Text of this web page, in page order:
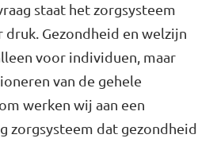
staat het zorgsysteem
druk. Gezondheid en welzijn
voor individuen, maar
van de gehele
werken wij aan een
zorgsysteem dat gezondheid